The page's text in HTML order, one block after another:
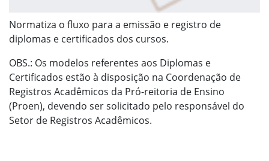
Normatiza o fluxo para a emissão e registro de
diplomas e certificados dos cursos.
OBS.: Os modelos referentes aos Diplomas e
Certificados estão à disposição na Coordenação de
Registros Acadêmicos da Pró-reitoria de Ensino
(Proen), devendo ser solicitado pelo responsável do
Setor de Registros Acadêmicos.